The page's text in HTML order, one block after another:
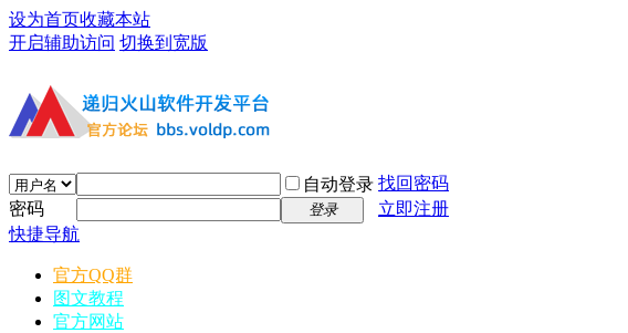
设为首页收藏本站
开启辅助访问 切换到宽版
自动登录 找回密码
密码
登录
立即注册
快捷导航
官方QQ群
图文教程
官方网站